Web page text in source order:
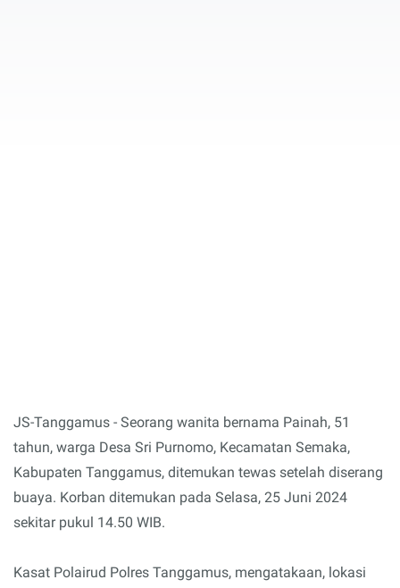
JS-Tanggamus - Seorang wanita bernama Painah, 51
tahun, warga Desa Sri Purnomo, Kecamatan Semaka,
Kabupaten Tanggamus, ditemukan tewas setelah diserang
buaya. Korban ditemukan pada Selasa, 25 Juni 2024
sekitar pukul 14.50 WIB.
Kasat Polairud Polres Tanggamus, mengatakaan, lokasi